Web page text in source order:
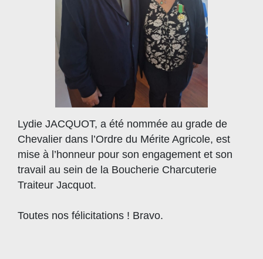
Lydie JACQUOT, a été nommée au grade de
Chevalier dans l’Ordre du Mérite Agricole, est
mise à l’honneur pour son engagement et son
travail au sein de la Boucherie Charcuterie
Traiteur Jacquot.
Toutes nos félicitations ! Bravo.